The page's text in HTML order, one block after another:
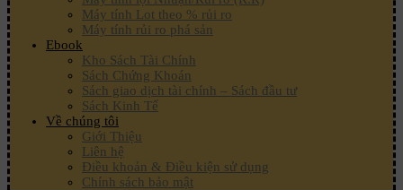
Máy tính Lot theo % rủi ro
Máy tính rủi ro phá sản
Ebook
Kho Sách Tài Chính
Sách Chứng Khoán
Sách giao dịch tài chính – Sách đầu tư
Sách Kinh Tế
Về chúng tôi
Giới Thiệu
Liên hệ
Điều khoản & Điều kiện sử dụng
Chính sách bảo mật